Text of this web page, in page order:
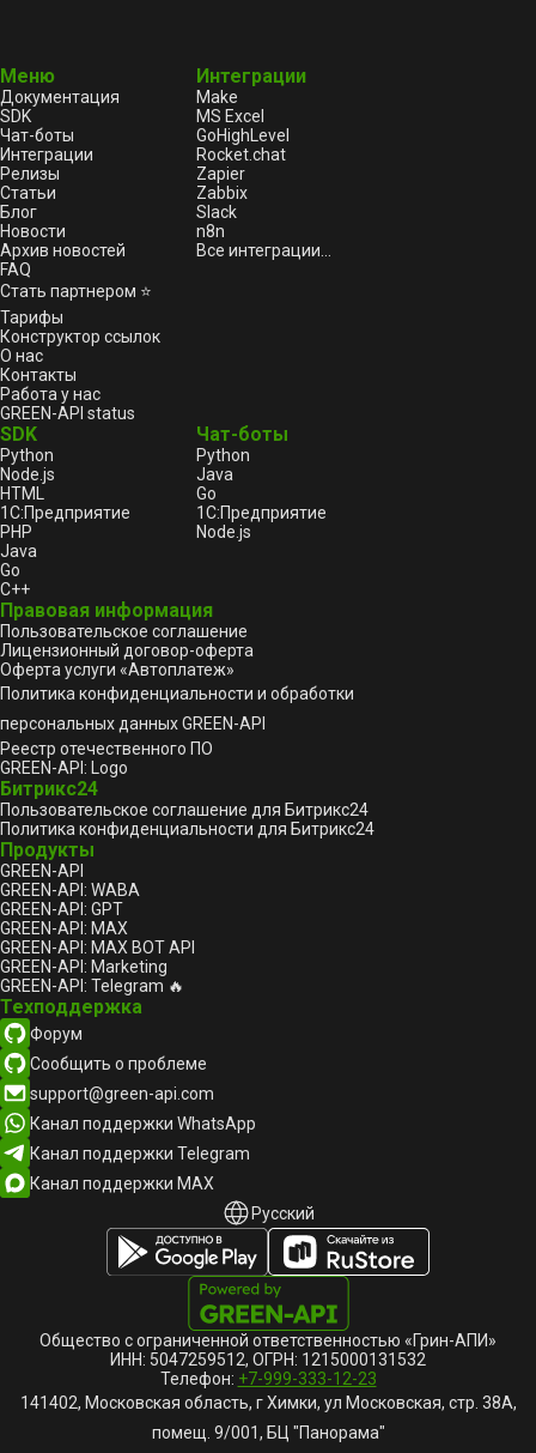
Меню
Документация
SDK
Чат-боты
Интеграции
Релизы
Статьи
Блог
Новости
Архив новостей
FAQ
Стать партнером ⭐
Тарифы
Конструктор ссылок
О нас
Контакты
Работа у нас
GREEN-API status
Интеграции
Make
MS Excel
GoHighLevel
Rocket.chat
Zapier
Zabbix
Slack
n8n
Все интеграции...
SDK
Python
Node.js
HTML
1С:Предприятие
PHP
Java
Go
C++
Чат-боты
Python
Java
Go
1С:Предприятие
Node.js
Правовая информация
Пользовательское соглашение
Лицензионный договор-оферта
Оферта услуги «Автоплатеж»
Политика конфиденциальности и обработки
персональных данных GREEN-API
Реестр отечественного ПО
GREEN-API: Logo
Битрикс24
Пользовательское соглашение для Битрикс24
Политика конфиденциальности для Битрикс24
Продукты
GREEN-API
GREEN-API: WABA
GREEN-API: GPT
GREEN-API: MAX
GREEN-API: MAX BOT API
GREEN-API: Marketing
GREEN-API: Telegram 🔥
Техподдержка
Форум
Сообщить о проблеме
support@green-api.com
Канал поддержки WhatsApp
Канал поддержки Telegram
Канал поддержки MAX
Русский
Русский
English
Общество с ограниченной ответственностью «Грин-АПИ»
ИНН: 5047259512, ОГРН: 1215000131532
Телефон: +7-999-333-12-23
141402, Московская область, г Химки, ул Московская, стр. 38А,
помещ. 9/001, БЦ "Панорама"